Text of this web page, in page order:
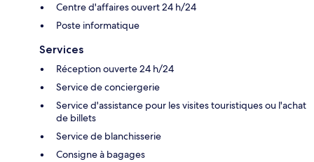
Centre d'affaires ouvert 24 h/24
Poste informatique
Services
Réception ouverte 24 h/24
Service de conciergerie
Service d'assistance pour les visites touristiques ou l'achat
de billets
Service de blanchisserie
Consigne à bagages